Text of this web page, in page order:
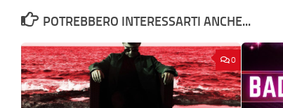
POTREBBERO INTERESSARTI ANCHE...
0